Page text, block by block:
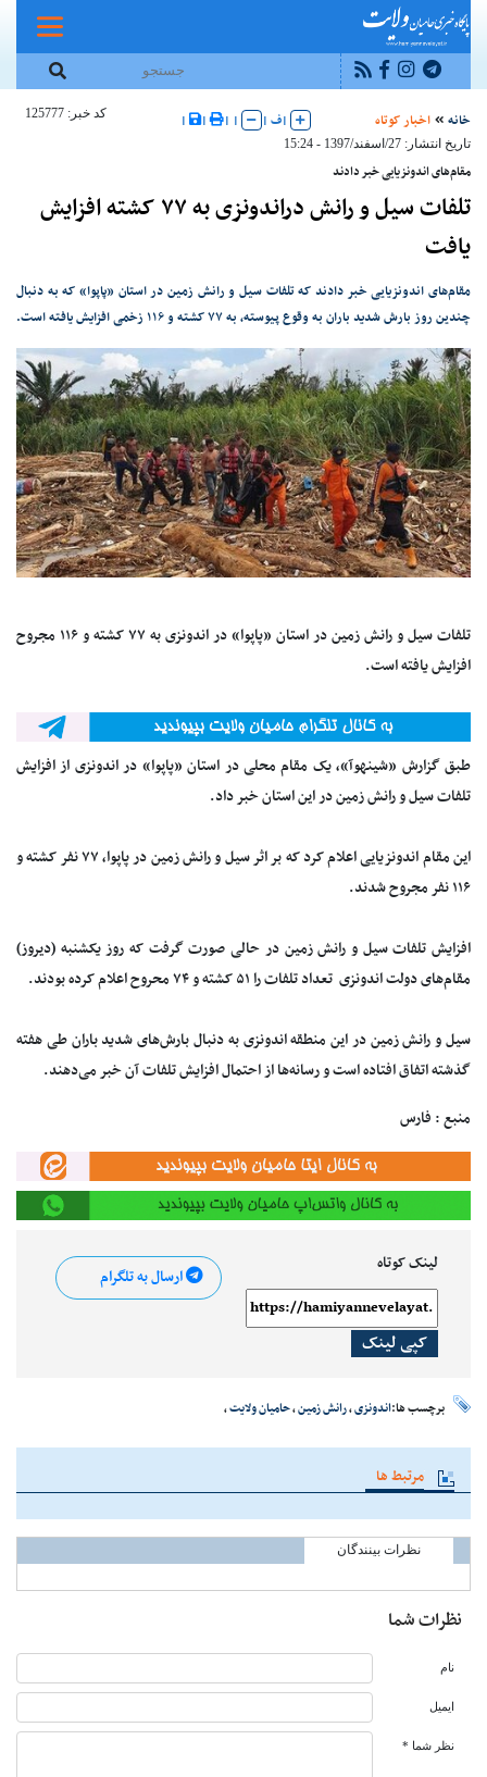
خانه اخبار کوتاه |ف |
|
|
|
|
کد خبر: 125777
تاریخ انتشار: 27/اسفند/1397 - 15:24
مقام‌های اندونزیایی خبر دادند
تلفات سیل و رانش دراندونزی به ۷۷ کشته افزایش
یافت
مقام‌های اندونزیایی خبر دادند که تلفات سیل و رانش زمین در استان «پاپوا» که به دنبال
چندین روز بارش شدید باران به وقوع پیوسته، به ۷۷ کشته و ۱۱۶ زخمی افزایش یافته است.
تلفات سیل و رانش زمین در استان «پاپوا» در اندونزی به ۷۷ کشته و ۱۱۶ مجروح
افزایش یافته است.
طبق گزارش «شینهوآ»، یک مقام محلی در استان «پاپوا» در اندونزی از افزایش
تلفات سیل و رانش زمین در این استان خبر داد.
این مقام اندونزیایی اعلام کرد که بر اثر سیل و رانش زمین در پاپوا، ۷۷ نفر کشته و
۱۱۶ نفر مجروح شدند.
افزایش تلفات سیل و رانش زمین در حالی صورت گرفت که روز یکشنبه (دیروز)
مقام‌های دولت اندونزی تعداد تلفات را ۵۱ کشته و ۷۴ محروح اعلام کرده بودند.
سیل و رانش زمین در این منطقه اندونزی به دنبال بارش‌های شدید باران طی هفته
گذشته اتفاق افتاده است و رسانه‌ها از احتمال افزایش تلفات آن خبر می‌دهند.
منبع : فارس
لینک کوتاه
کپی لینک
ارسال به تلگرام
برچسب ها:اندونزی،رانش زمین،حامیان ولایت،
مرتبط ها
نظرات بینندگان
نظرات شما
نام
ایمیل
نظر شما *